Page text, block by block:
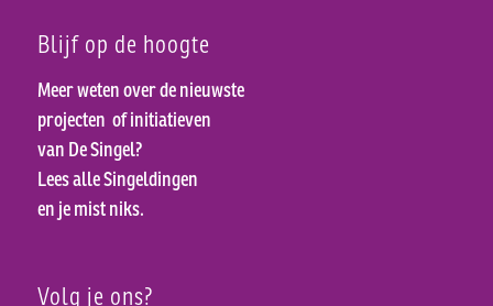
Blijf op de hoogte
Meer weten over de nieuwste
projecten of initiatieven
van De Singel?
Lees alle Singeldingen
en je mist niks.
Volg je ons?